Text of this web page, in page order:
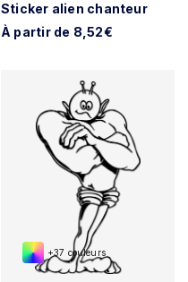
Sticker alien chanteur
À partir de 8,52€
+37 couleurs